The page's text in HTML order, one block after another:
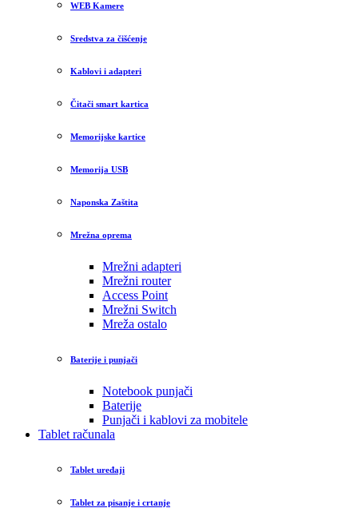
WEB Kamere
Sredstva za čišćenje
Kablovi i adapteri
Čitači smart kartica
Memorijske kartice
Memorija USB
Naponska Zaštita
Mrežna oprema
Mrežni adapteri
Mrežni router
Access Point
Mrežni Switch
Mreža ostalo
Baterije i punjači
Notebook punjači
Baterije
Punjači i kablovi za mobitele
Tablet računala
Tablet uređaji
Tablet za pisanje i crtanje